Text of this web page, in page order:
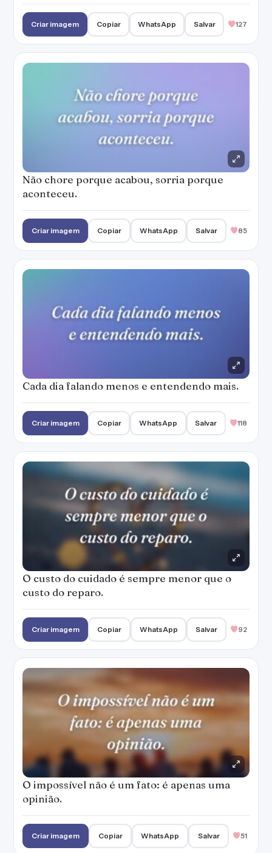
Criar imagem Copiar WhatsApp Salvar 127
Não chore porque acabou, sorria porque
aconteceu.
Criar imagem Copiar WhatsApp Salvar 85
Cada dia falando menos e entendendo mais.
Criar imagem Copiar WhatsApp Salvar 118
O custo do cuidado é sempre menor que o
custo do reparo.
Criar imagem Copiar WhatsApp Salvar 92
O impossível não é um fato: é apenas uma
opinião.
Criar imagem Copiar WhatsApp Salvar 51